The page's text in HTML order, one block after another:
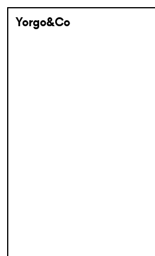
Yorgo&Co